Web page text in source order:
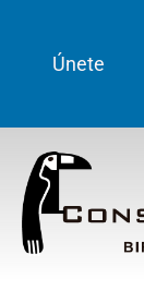
Únete